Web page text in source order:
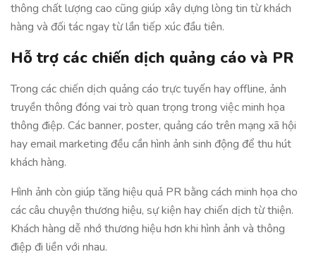
thông chất lượng cao cũng giúp xây dựng lòng tin từ khách
hàng và đối tác ngay từ lần tiếp xúc đầu tiên.
Hỗ trợ các chiến dịch quảng cáo và PR
Trong các chiến dịch quảng cáo trực tuyến hay offline, ảnh
truyền thông đóng vai trò quan trọng trong việc minh họa
thông điệp. Các banner, poster, quảng cáo trên mạng xã hội
hay email marketing đều cần hình ảnh sinh động để thu hút
khách hàng.
Hình ảnh còn giúp tăng hiệu quả PR bằng cách minh họa cho
các câu chuyện thương hiệu, sự kiện hay chiến dịch từ thiện.
Khách hàng dễ nhớ thương hiệu hơn khi hình ảnh và thông
điệp đi liền với nhau.